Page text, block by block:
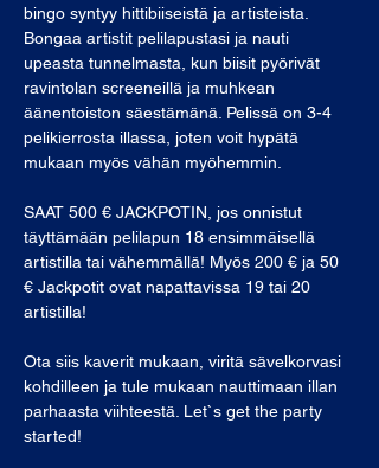
bingo syntyy hittibiiseistä ja artisteista.
Bongaa artistit pelilapustasi ja nauti
upeasta tunnelmasta, kun biisit pyörivät
ravintolan screeneillä ja muhkean
äänentoiston säestämänä. Pelissä on 3-4
pelikierrosta illassa, joten voit hypätä
mukaan myös vähän myöhemmin.
SAAT 500 € JACKPOTIN, jos onnistut
täyttämään pelilapun 18 ensimmäisellä
artistilla tai vähemmällä! Myös 200 € ja 50
€ Jackpotit ovat napattavissa 19 tai 20
artistilla!
Ota siis kaverit mukaan, viritä sävelkorvasi
kohdilleen ja tule mukaan nauttimaan illan
parhaasta viihteestä. Let`s get the party
started!